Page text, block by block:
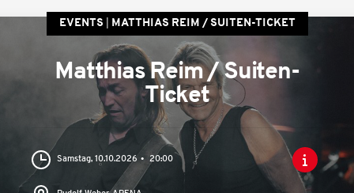
EVENTS MATTHIAS REIM / SUITEN-TICKET
Matthias Reim / Suiten-
Ticket
Samstag, 10.10.2026 20:00